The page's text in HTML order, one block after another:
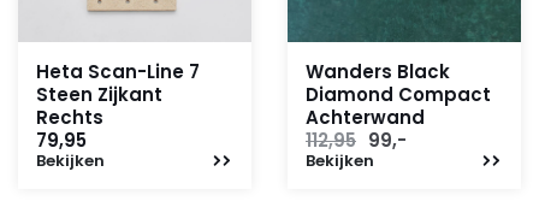
Heta Scan-Line 7
Steen Zijkant
Rechts
79,95
Bekijken
Wanders Black
Diamond Compact
Achterwand
112,95 Oorspronkelijke
prijs
99,-
Bekijken